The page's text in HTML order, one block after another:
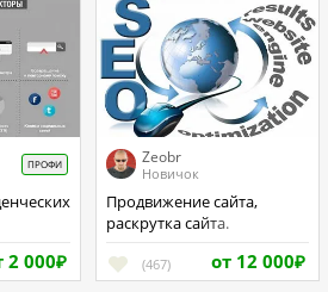
ПРОФИ
2 000₽
Zeobr
Новичок
Продвижение сайта,
раскрутка сайта.
(467) от 12 000₽